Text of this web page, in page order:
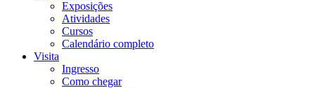
Exposições
Atividades
Cursos
Calendário completo
Visita
Ingresso
Como chegar